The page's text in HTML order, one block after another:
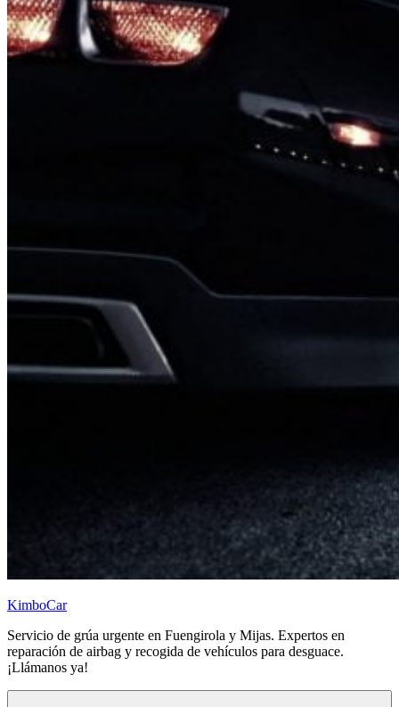
KimboCar
Servicio de grúa urgente en Fuengirola y Mijas. Expertos en
reparación de airbag y recogida de vehículos para desguace.
¡Llámanos ya!